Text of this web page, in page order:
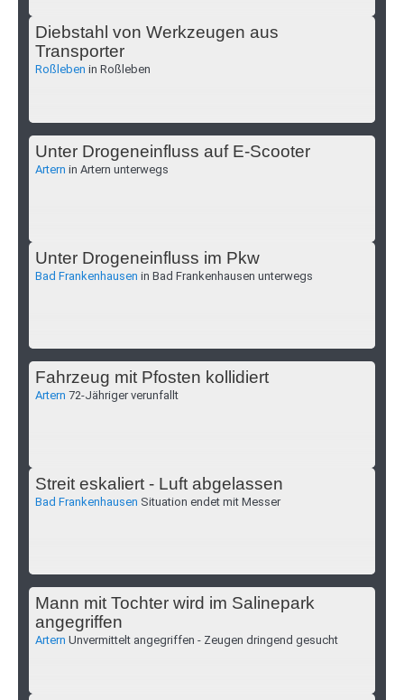
Diebstahl von Werkzeugen aus
Transporter
Roßleben in Roßleben
Unter Drogeneinfluss auf E-Scooter
Artern in Artern unterwegs
Unter Drogeneinfluss im Pkw
Bad Frankenhausen in Bad Frankenhausen unterwegs
Fahrzeug mit Pfosten kollidiert
Artern 72-Jähriger verunfallt
Streit eskaliert - Luft abgelassen
Bad Frankenhausen Situation endet mit Messer
Mann mit Tochter wird im Salinepark
angegriffen
Artern Unvermittelt angegriffen - Zeugen dringend gesucht